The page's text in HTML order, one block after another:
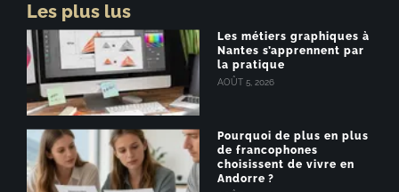
Les plus lus
Les métiers graphiques à
Nantes s’apprennent par
la pratique
AOÛT 5, 2026
Pourquoi de plus en plus
de francophones
choisissent de vivre en
Andorre ?